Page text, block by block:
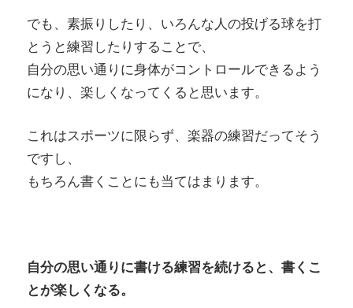
でも、素振りしたり、いろんな人の投げる球を打
とうと練習したりすることで、
自分の思い通りに身体がコントロールできるよう
になり、楽しくなってくると思います。
これはスポーツに限らず、楽器の練習だってそう
ですし、
もちろん書くことにも当てはまります。
自分の思い通りに書ける練習を続けると、書くこ
とが楽しくなる。